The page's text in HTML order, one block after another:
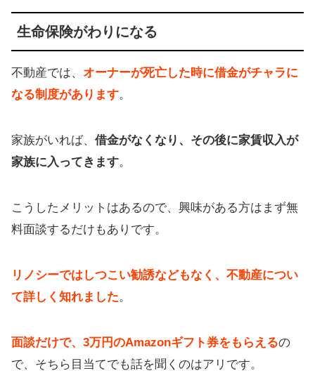
生命保険がわりになる
不動産では、 オーナーが死亡した時に借金がチャラに
なる制度があります。
家族がいれば、 借金がなくなり、その後に家賃収入が
家族に入ってきます。
こうしたメリットはあるので、興味がある方はまず無
料面談するだけもありです。
リノシーではしつこい勧誘などもなく、不動産につい
て詳しく知れました。
面談だけで、3万円のAmazonギフト券をもらえるの
で、そちら目当てでも話を聞くのはアリです。